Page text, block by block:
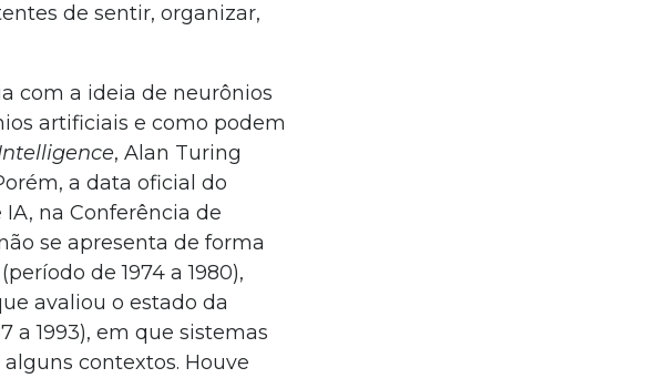
de sentir, organizar,
com a ideia de neurônios
artificiais e como podem
, Alan Turing
a data oficial do
na Conferência de
se apresenta de forma
de 1974 a 1980),
avaliou o estado da
a 1993), em que sistemas
contextos. Houve